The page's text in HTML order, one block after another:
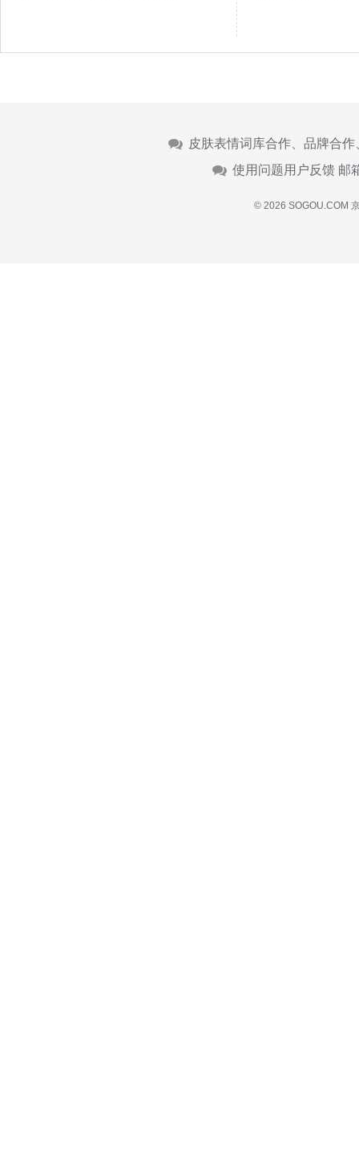
皮肤表情词库合作、品牌合
使用问题用户反馈 邮
© 2026 SOGOU.COM